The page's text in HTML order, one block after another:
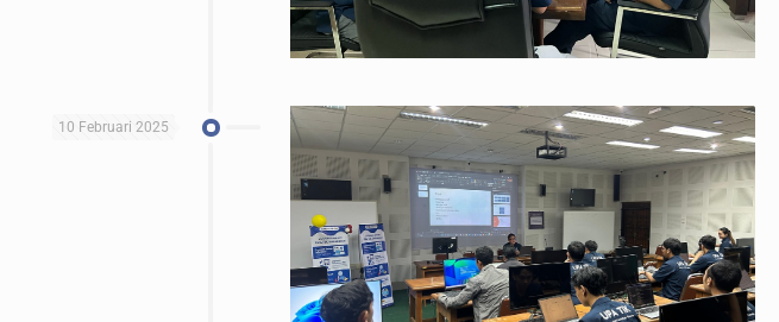
10 Februari 2025